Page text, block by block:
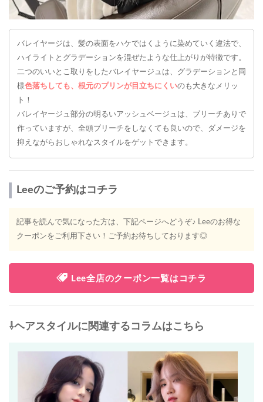
バレイヤージは、髪の表面をハケではくように染めていく違法で、
ハイライトとグラデーションを混ぜたような仕上がりが特徴です。
二つのいいとこ取りをしたバレイヤージュは、グラデーションと同
様色落ちしても、根元のプリンが目立ちにくいのも大きなメリッ
ト！
バレイヤージュ部分の明るいアッシュベージュは、ブリーチありで
作っていますが、全頭ブリーチをしなくても良いので、ダメージを
抑えながらおしゃれなスタイルをゲットできます。
Leeのご予約はコチラ
記事を読んで気になった方は、下記ページへどうぞ♪ Leeのお得な
クーポンをご利用下さい！ご予約お待ちしております◎
Lee全店のクーポン一覧はコチラ
⇩ヘアスタイルに関連するコラムはこちら